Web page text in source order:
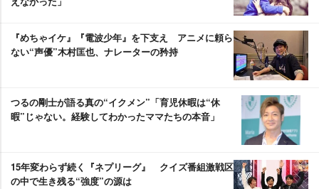
『めちゃイケ』『電波少年』を下支え アニメに頼ら
ない“声優”木村匡也、ナレーターの矜持
つるの剛士が語る真の“イクメン”「育児休暇は“休
暇”じゃない。経験してわかったママたちの本音」
15年変わらず続く『ネプリーグ』 クイズ番組激戦区
の中で生き残る“強度”の源は